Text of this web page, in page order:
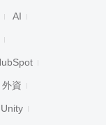
AI
外資
Unity